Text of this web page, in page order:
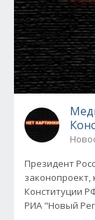
Президент
Конституции
РИА "Новый